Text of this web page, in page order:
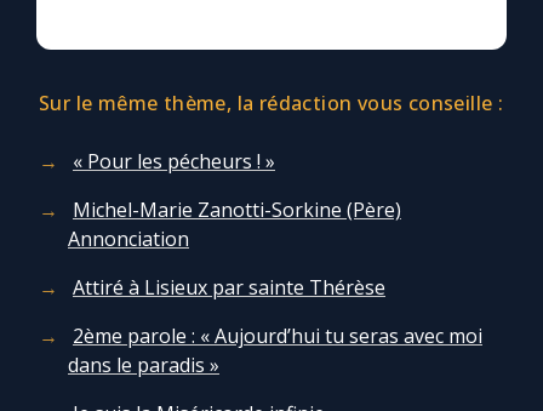
Sur le même thème, la rédaction vous conseille :
« Pour les pécheurs ! »
Michel-Marie Zanotti-Sorkine (Père)
Annonciation
Attiré à Lisieux par sainte Thérèse
2ème parole : « Aujourd’hui tu seras avec moi
dans le paradis »